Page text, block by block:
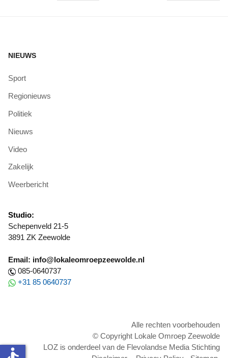
NIEUWS
Sport
Regionieuws
Politiek
Nieuws
Video
Zakelijk
Weerbericht
Studio:
Schepenveld 21-5
3891 ZK Zeewolde
Email: info@lokaleomroepzeewolde.nl
085-0640737
+31 85 0640737
Alle rechten voorbehouden
© Copyright Lokale Omroep Zeewolde
LOZ is onderdeel van de Flevolandse Media Stichting